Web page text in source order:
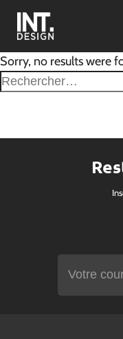
Sorry, no results were
Rechercher :